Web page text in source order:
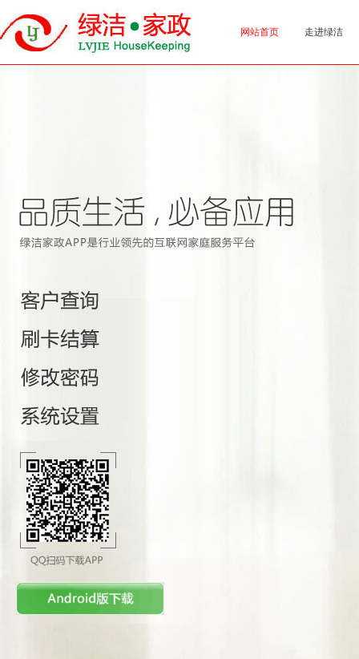
网站首页 走进绿洁